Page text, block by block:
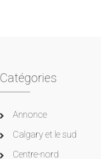
Catégories
Annonce
Calgary et le sud
Centre-nord